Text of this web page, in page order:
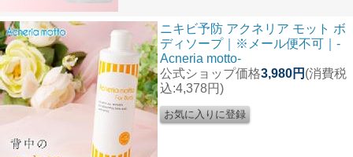
ニキビ予防 アクネリア モット ボ
ディソープ｜※メール便不可｜-
Acneria motto-
公式ショップ価格3,980円 (消費税
込:4,378円)